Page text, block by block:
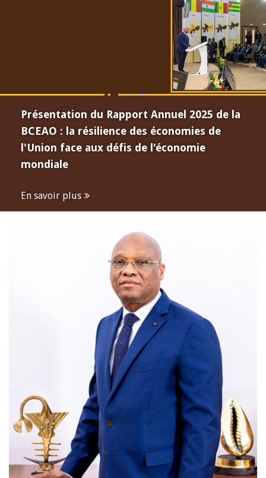
Présentation du Rapport Annuel 2025 de la
BCEAO : la résilience des économies de
l'Union face aux défis de l'économie
mondiale
En savoir plus